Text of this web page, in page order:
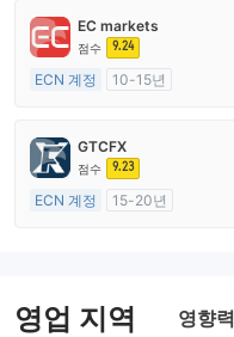
EC markets
점수 9.24
ECN 계정
10-15년
외환 거래 라이선스 (MM)
마스터 레이블 MT4
GTCFX
점수 9.23
ECN 계정
15-20년
영업 지역 영향력